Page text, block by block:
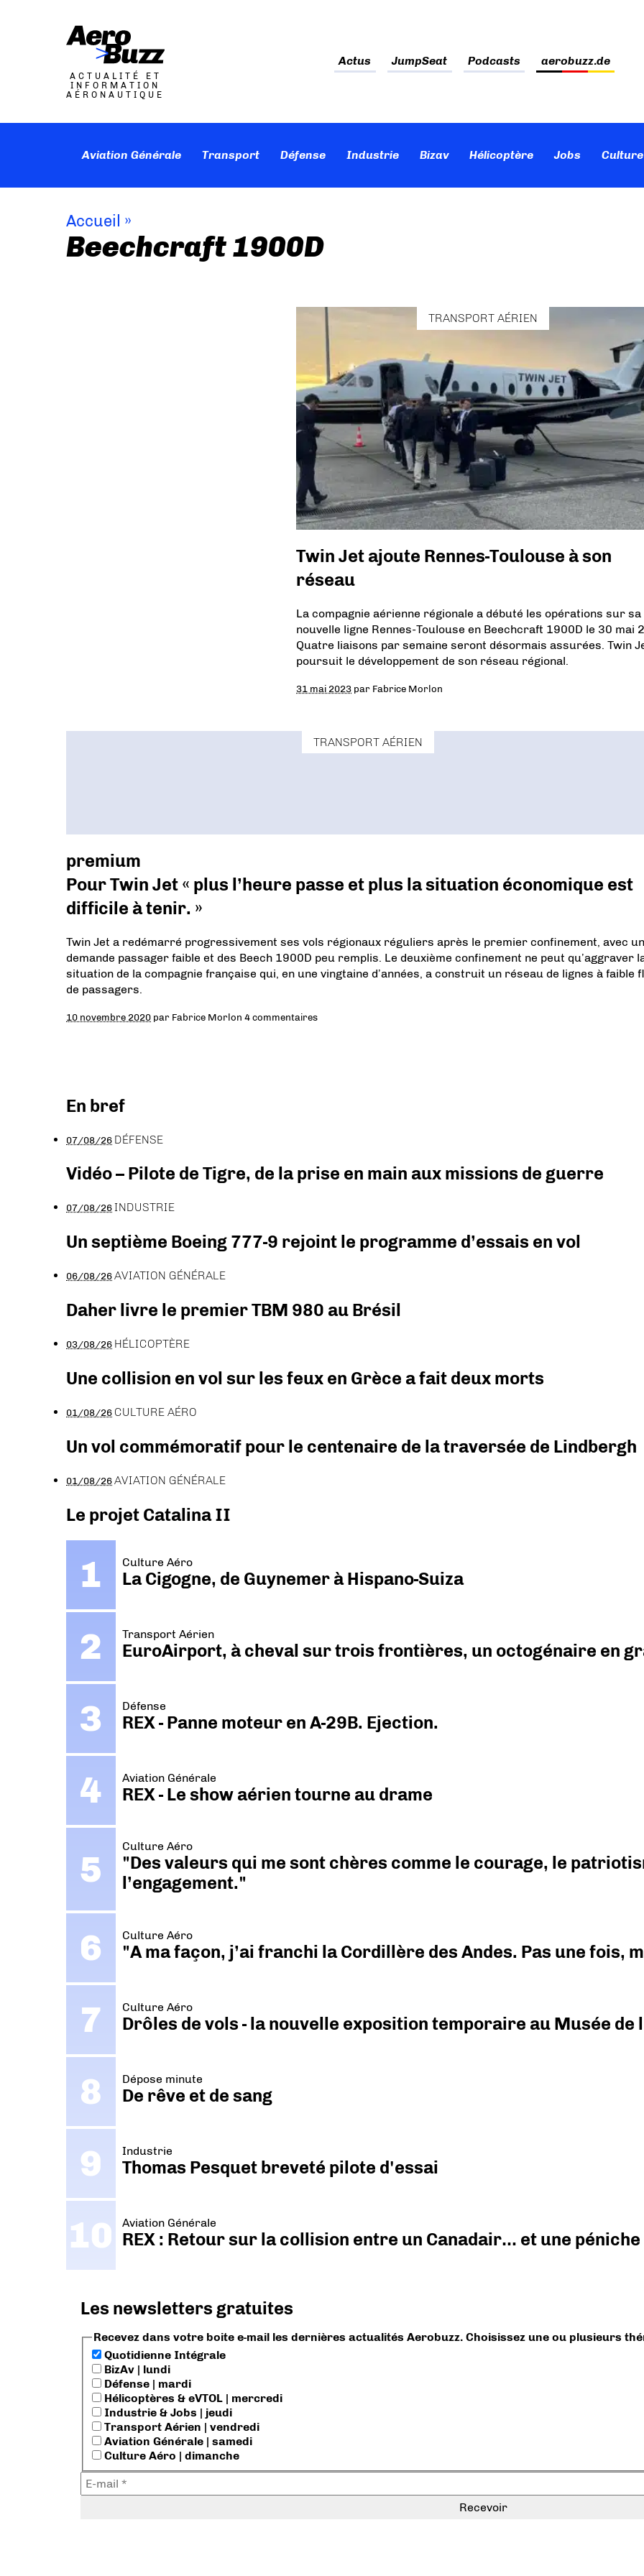
ACTUALITÉ ET
INFORMATION
AÉRONAUTIQUE
Actus JumpSeat Podcasts aerobuzz.de
Aviation Générale Transport Défense Industrie Bizav Hélicoptère Jobs
Accueil »
Beechcraft 1900D
TRANSPORT AÉRIEN
Twin Jet ajoute Rennes-Toulouse à son
réseau
La compagnie aérienne régionale a débuté les opérations sur sa
nouvelle ligne Rennes-Toulouse en Beechcraft 1900D le 30 mai
Quatre liaisons par semaine seront désormais assurées. Twin
poursuit le développement de son réseau régional.
31 mai 2023 par Fabrice Morlon
TRANSPORT AÉRIEN
premium
Pour Twin Jet « plus l’heure passe et plus la situation économique est
difficile à tenir. »
Twin Jet a redémarré progressivement ses vols régionaux réguliers après le premier confinement, avec
demande passager faible et des Beech 1900D peu remplis. Le deuxième confinement ne peut qu’aggraver
situation de la compagnie française qui, en une vingtaine d’années, a construit un réseau de lignes à faible
de passagers.
10 novembre 2020 par Fabrice Morlon 4 commentaires
En bref
07/08/26 DÉFENSE
Vidéo – Pilote de Tigre, de la prise en main aux missions de guerre
07/08/26INDUSTRIE
Un septième Boeing 777-9 rejoint le programme d’essais en vol
06/08/26AVIATION GÉNÉRALE
Daher livre le premier TBM 980 au Brésil
03/08/26 HÉLICOPTÈRE
Une collision en vol sur les feux en Grèce a fait deux morts
01/08/26 CULTURE AÉRO
Un vol commémoratif pour le centenaire de la traversée de Lindbergh
01/08/26AVIATION GÉNÉRALE
Le projet Catalina II
Culture Aéro
La Cigogne, de Guynemer à Hispano-Suiza
Transport Aérien
EuroAirport, à cheval sur trois frontières, un octogénaire en
Défense
REX - Panne moteur en A-29B. Ejection.
Aviation Générale
REX - Le show aérien tourne au drame
Culture Aéro
"Des valeurs qui me sont chères comme le courage, le
l’engagement."
Culture Aéro
"A ma façon, j’ai franchi la Cordillère des Andes. Pas une fois,
Culture Aéro
Drôles de vols - la nouvelle exposition temporaire au Musée de
Dépose minute
De rêve et de sang
Industrie
Thomas Pesquet breveté pilote d'essai
Aviation Générale
REX : Retour sur la collision entre un Canadair… et une péniche
Les newsletters gratuites
Recevez dans votre boite e-mail les dernières actualités Aerobuzz. Choisissez une ou plusieurs
Quotidienne Intégrale
BizAv | lundi
Défense | mardi
Hélicoptères & eVTOL | mercredi
Industrie & Jobs | jeudi
Transport Aérien | vendredi
Aviation Générale | samedi
Culture Aéro | dimanche